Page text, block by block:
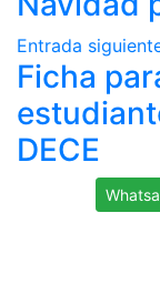
Entrada
Ficha
DECE